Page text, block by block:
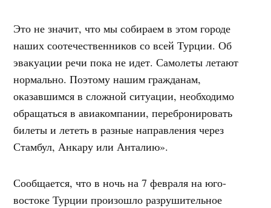
Это не значит, что мы собираем в этом городе
наших соотечественников со всей Турции. Об
эвакуации речи пока не идет. Самолеты летают
нормально. Поэтому нашим гражданам,
оказавшимся в сложной ситуации, необходимо
обращаться в авиакомпании, перебронировать
билеты и лететь в разные направления через
Стамбул, Анкару или Анталию».
Сообщается, что в ночь на 7 февраля на юго-
востоке Турции произошло разрушительное